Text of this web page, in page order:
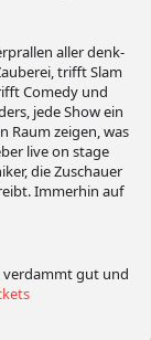
aller denk-
trifft Slam
Comedy und
jede Show ein
Raum zeigen, was
live on stage
die Zuschauer
Immerhin auf
verdammt gut und